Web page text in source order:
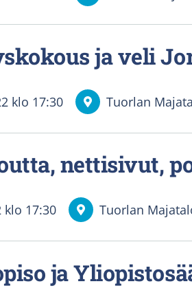
ja veli
klo 17:30 Tuorlan
nettisivut,
klo 17:30 Tuorlan
ja